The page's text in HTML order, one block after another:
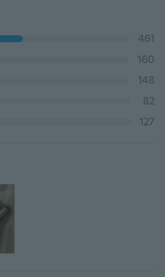
461
160
148
82
127